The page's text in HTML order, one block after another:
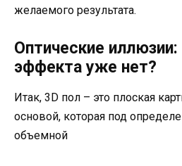
желаемого результата.
Оптические
эффекта уже нет?
Итак, 3D пол – это плоская
основой, которая под
объемной